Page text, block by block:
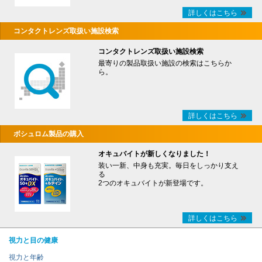
詳しくはこちら
コンタクトレンズ取扱い施設検索
コンタクトレンズ取扱い施設検索
最寄りの製品取扱い施設の検索はこちらか
ら。
詳しくはこちら
ボシュロム製品の購入
オキュバイトが新しくなりました！
装い一新、中身も充実。毎日をしっかり支え
る
2つのオキュバイトが新登場です。
詳しくはこちら
視力と目の健康
視力と年齢